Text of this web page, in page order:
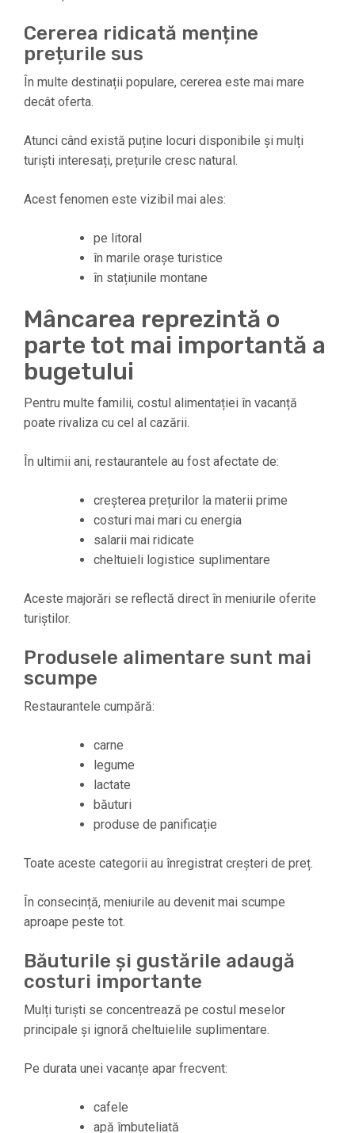
Cererea ridicată menține
prețurile sus
În multe destinații populare, cererea este mai mare
decât oferta.
Atunci când există puține locuri disponibile și mulți
turiști interesați, prețurile cresc natural.
Acest fenomen este vizibil mai ales:
pe litoral
în marile orașe turistice
în stațiunile montane
Mâncarea reprezintă o
parte tot mai importantă a
bugetului
Pentru multe familii, costul alimentației în vacanță
poate rivaliza cu cel al cazării.
În ultimii ani, restaurantele au fost afectate de:
creșterea prețurilor la materii prime
costuri mai mari cu energia
salarii mai ridicate
cheltuieli logistice suplimentare
Aceste majorări se reflectă direct în meniurile oferite
turiștilor.
Produsele alimentare sunt mai
scumpe
Restaurantele cumpără:
carne
legume
lactate
băuturi
produse de panificație
Toate aceste categorii au înregistrat creșteri de preț.
În consecință, meniurile au devenit mai scumpe
aproape peste tot.
Băuturile și gustările adaugă
costuri importante
Mulți turiști se concentrează pe costul meselor
principale și ignoră cheltuielile suplimentare.
Pe durata unei vacanțe apar frecvent:
cafele
apă îmbuteliată